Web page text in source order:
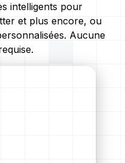
intelligents pour
et plus encore, ou
Aucune